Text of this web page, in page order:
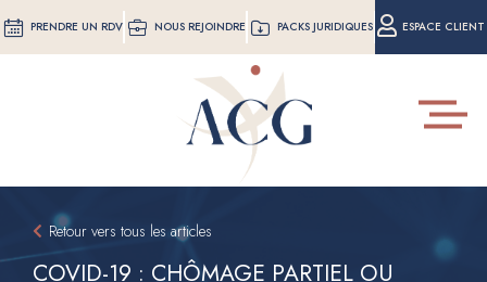
Aller
au
PRENDRE UN RDV NOUS REJOINDRE PACKS JURIDIQUES ESPACE CLIENT
Toggle
Retour vers tous les articles
COVID-19 : CHÔMAGE PARTIEL OU